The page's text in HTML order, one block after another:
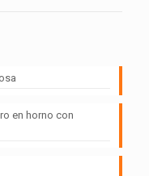
en horno con